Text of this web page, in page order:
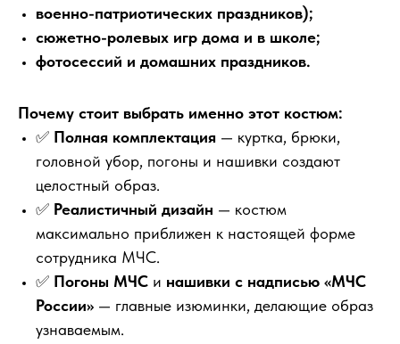
военно-патриотических праздников);
сюжетно-ролевых игр дома и в школе;
фотосессий и домашних праздников.
Почему стоит выбрать именно этот костюм:
✅ Полная комплектация — куртка, брюки,
головной убор, погоны и нашивки создают
целостный образ.
✅ Реалистичный дизайн — костюм
максимально приближен к настоящей форме
сотрудника МЧС.
✅ Погоны МЧС и нашивки с надписью «МЧС
России» — главные изюминки, делающие образ
узнаваемым.